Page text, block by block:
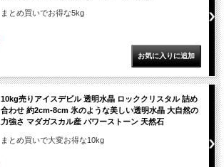
まとめ買いでお得な5kg
10kg売りアイスデビル 透明水晶 ロッククリスタル 詰め
合わせ 約2cm-8cm 氷のような美しい透明水晶 大自然の
力強さ マダガスカル産 パワーストーン 天然石
まとめ買いで大変お得な10kg